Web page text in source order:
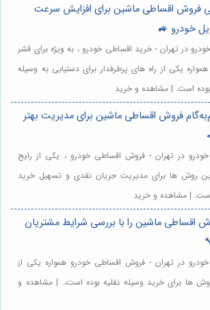
فروش اقساطی ماشین برای افزایش سرعت
خودرو 🚙
در تهران - خرید اقساطی خودرو ، به ویژه برای قشر
یکی از راه های پرطرفدار برای دستیابی به وسیله
بوده است. | مشاهده و خرید
فروش اقساطی ماشین برای مدیریت بهتر
در تهران - فروش اقساطی خودرو ، یکی از رایج
روش ها برای مدیریت جریان نقدی و تسهیل خرید
| مشاهده و خرید
اقساطی ماشین را با بررسی شرایط مشتریان
در تهران - فروش اقساطی خودرو همواره یکی از
ها برای خرید وسیله نقلیه بوده است،. | مشاهده و